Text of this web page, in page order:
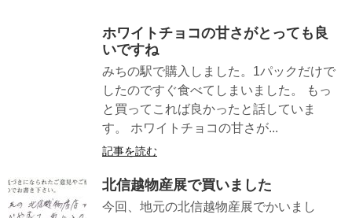
ホワイトチョコの甘さがとっても良
いですね
みちの駅で購入しました。1パックだけで
したのですぐ食べてしまいました。 もっ
と買ってこれば良かったと話していま
す。 ホワイトチョコの甘さが...
記事を読む
北信越物産展で買いました
今回、地元の北信越物産展でかいまし